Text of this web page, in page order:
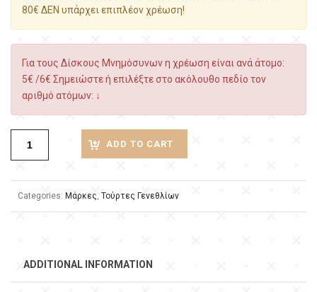
80€ ΔΕΝ υπάρχει επιπλέον χρέωση!
Για τους Δίσκους Μνημόσυνων η χρέωση είναι ανά άτομο:
5€ /6€ Σημειώστε ή επιλέξτε στο ακόλουθο πεδίο τον
αριθμό ατόμων: ↓
ADD TO CART
Categories: Μάρκες, Τούρτες Γενεθλίων
ADDITIONAL INFORMATION